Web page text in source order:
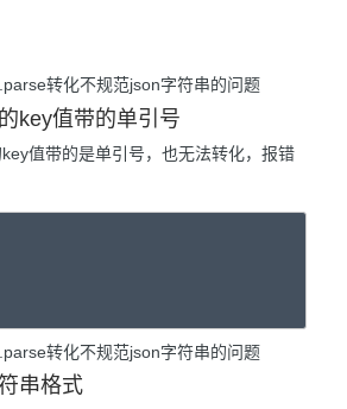
key值带的单引号
值带的是单引号，也无法转化，报错
串格式